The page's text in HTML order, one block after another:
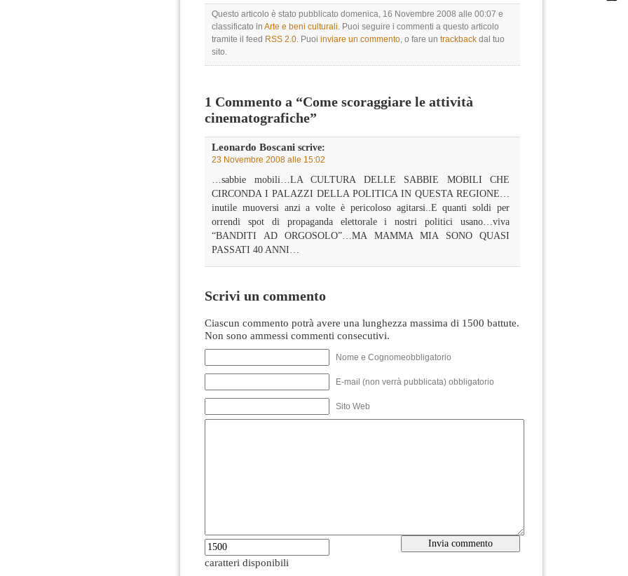
Questo articolo è stato pubblicato domenica, 16 Novembre 2008 alle 00:07 e
classificato in Arte e beni culturali. Puoi seguire i commenti a questo articolo
tramite il feed RSS 2.0. Puoi inviare un commento, o fare un trackback dal tuo
sito.
1 Commento a “Come scoraggiare le attività
cinematografiche”
Leonardo Boscani scrive:
23 Novembre 2008 alle 15:02
…sabbie mobili…LA CULTURA DELLE SABBIE MOBILI CHE
CIRCONDA I PALAZZI DELLA POLITICA IN QUESTA REGIONE…
inutile muoversi anzi a volte è pericoloso agitarsi..E quanti soldi per
orrendi spot di propaganda elettorale i nostri politici usano…viva
“BANDITI AD ORGOSOLO”…MA MAMMA MIA SONO QUASI
PASSATI 40 ANNI…
Scrivi un commento
Ciascun commento potrà avere una lunghezza massima di 1500 battute.
Non sono ammessi commenti consecutivi.
Nome e Cognomeobbligatorio
E-mail (non verrà pubblicata) obbligatorio
Sito Web
caratteri disponibili